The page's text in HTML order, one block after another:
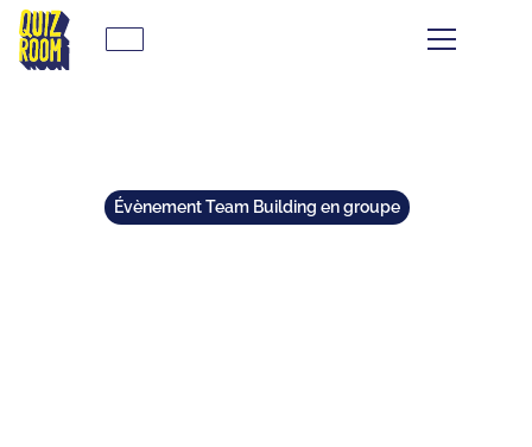
Évènement Team Building en groupe